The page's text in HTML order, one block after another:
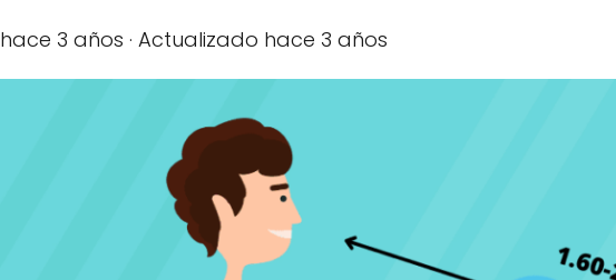
hace 3 años · Actualizado hace 3 años